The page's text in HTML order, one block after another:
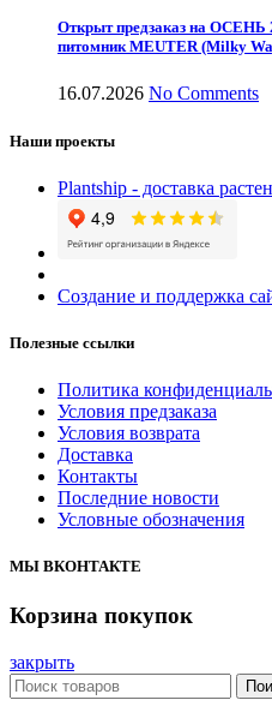
Открыт предзаказ на ОСЕНЬ
питомник MEUTER (Milky
16.07.2026 No Comments
Наши проекты
Plantship - доставка
Создание и поддержка
Полезные ссылки
Политика
Условия предзаказа
Условия возврата
Доставка
Контакты
Последние новости
Условные обозначения
МЫ ВКОНТАКТЕ
Корзина покупок
закрыть